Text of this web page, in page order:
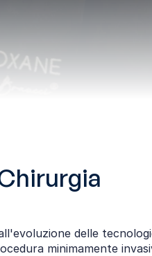
minimamente